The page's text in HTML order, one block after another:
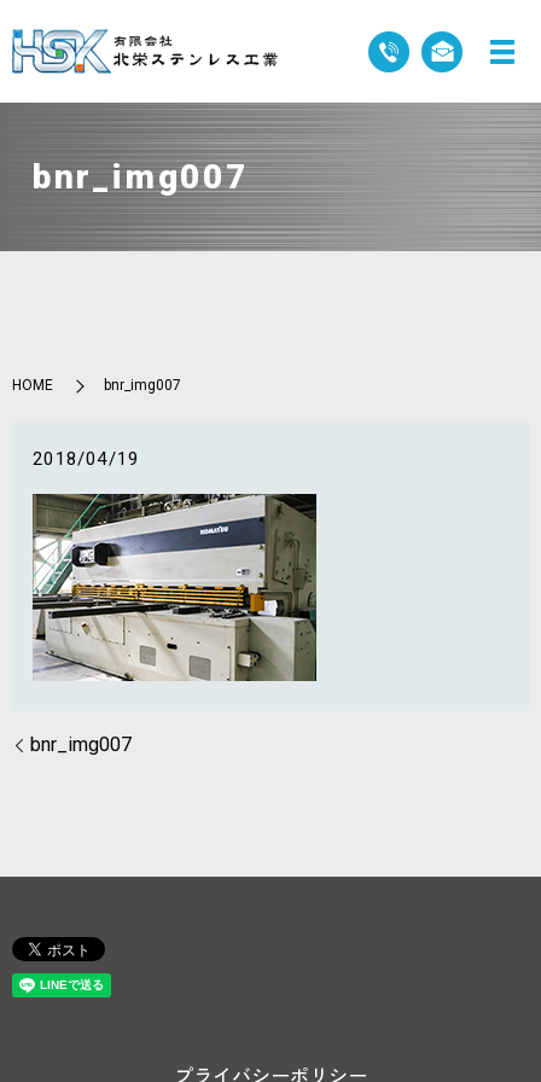
bnr_img007
HOME bnr_img007
2018/04/19
bnr_img007
プライバシーポリシー